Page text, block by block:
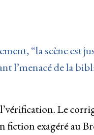
“la scène est
l’menacé de la
Le
fiction exagéré au